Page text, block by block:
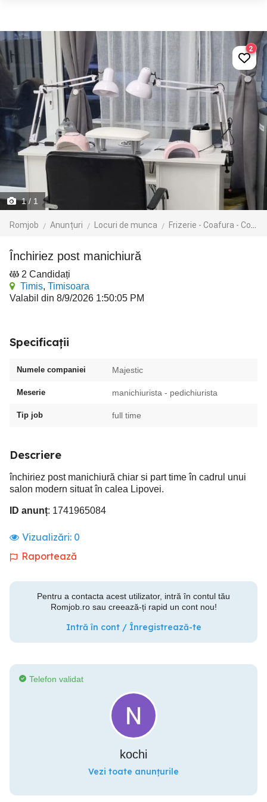
1/ 1
Romjob Anunțuri Locuri de munca Frizerie - Coafura - Cosmetica
2
închiriez post manichiură
2 Candidați
Timis, Timisoara
Valabil din 8/9/2026 1:50:05 PM
Specificații
Numele companiei Majestic
Meserie manichiurista - pedichiurista
Tip job full time
Descriere
închiriez post manichiură chiar si part time în cadrul unui
salon modern situat în calea Lipovei.
ID anunț: 1741965084
Vizualizări: 0
Raportează
Pentru a contacta acest utilizator, intră în contul tău
Romjob.ro sau creează-ți rapid un cont nou!
Intră în cont / Înregistrează-te
Telefon validat
kochi
Vezi toate anunțurile